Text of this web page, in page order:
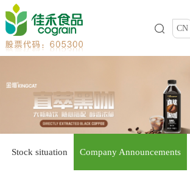
CN
Stock situation Company Announcements